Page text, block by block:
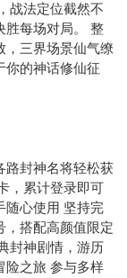
战法定位截然不
胜每场对局。 整
，三界场景仙气缭
你的神话修仙征
路封神名将轻松获
，累计登录即可
随心使用 坚持完
，搭配高颜值限定
封神剧情，游历
险之旅 参与多样